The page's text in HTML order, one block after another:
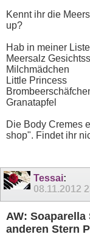
Kennt ihr die
up?
Hab in meiner
Meersalz
Milchmädchen
Little Princess
Granatapfel
Die Body Cremes
shop". Findet ihr
Tessai:
08.11.2012
AW:
anderen Stern